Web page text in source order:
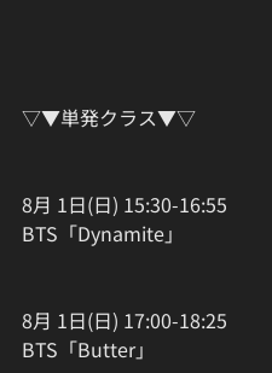
▽▼単発クラス▼▽
8月 1日(日) 15:30-16:55
BTS「Dynamite」
8月 1日(日) 17:00-18:25
BTS「Butter」